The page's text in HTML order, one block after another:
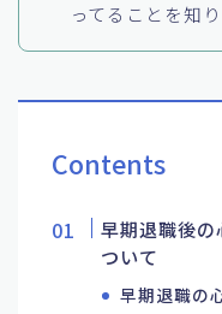
ってることを知
Contents
早期退職後の
ついて
早期退職の